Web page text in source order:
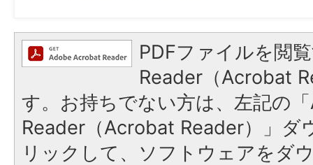
PDFファイルを閲
Reader（Acrobat
す。お持ちでない方は、左記の
Reader（Acrobat Reader）」ダ
リックして、ソフトウェアをダ